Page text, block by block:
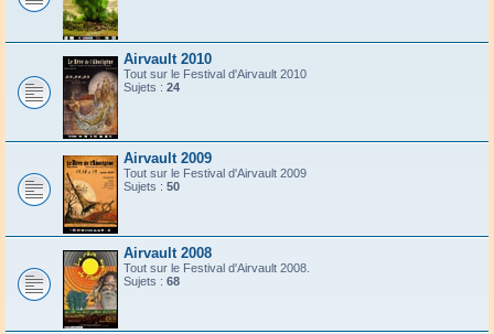
Airvault 2010
Tout sur le Festival d'Airvault 2010
Sujets : 24
Airvault 2009
Tout sur le Festival d'Airvault 2009
Sujets : 50
Airvault 2008
Tout sur le Festival d'Airvault 2008.
Sujets : 68